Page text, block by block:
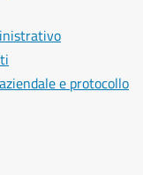
e protocollo